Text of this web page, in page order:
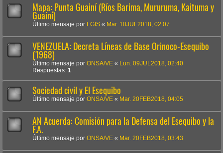
Mapa: Punta Guainí (Ríos Barima, Mururuma, Kaituma y
Guainí)
Último mensaje por LGIS « Mar. 10JUL2018, 02:07
VENEZUELA: Decreta Líneas de Base Orinoco-Esequibo
(1968)
Último mensaje por ONSA/VE «
Lun. 09JUL2018, 02:40
Respuestas: 1
Sociedad civil y El Esequibo
Último mensaje por ONSA/VE « Mar. 20FEB2018, 04:05
AN Acuerda: Comisión para la Defensa del Esequibo y la
F.A.
Último mensaje por ONSA/VE « Mar. 20FEB2018, 03:43